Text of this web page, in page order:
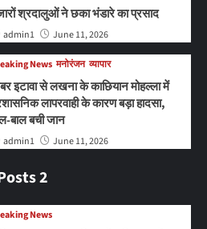
श्रदालुओं ने छका भंडारे का प्रसाद
admin1 June 11, 2026
News मनोरंजन व्यापार
इटावा से लखना के काछियान मोहल्ला में
लापरवाही के कारण बड़ा हादसा,
बाल बची जान
admin1 June 11, 2026
2
News